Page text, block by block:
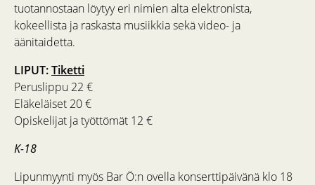
tuotannostaan löytyy eri nimien alta elektronista,
kokeellista ja raskasta musiikkia sekä video- ja
äänitaidetta.
LIPUT:Tiketti
Peruslippu 22 €
Eläkeläiset 20 €
Opiskelijat ja työttömät 12 €
K-18
Lipunmyynti myös Bar Ö:n ovella konserttipäivänä klo 18